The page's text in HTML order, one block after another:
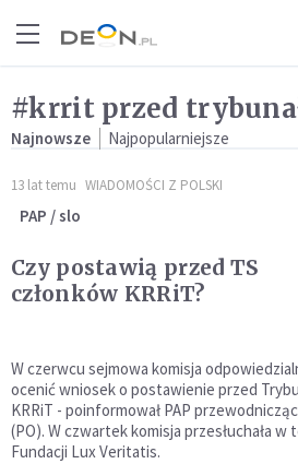
#krrit przed
Najnowsze Najpopularniejsze
13 lat temu WIADOMOŚCI Z POLSKI
PAP / slo
Czy postawią przed TS
członków KRRiT?
W czerwcu sejmowa komisja
ocenić wniosek o postawienie przed
KRRiT - poinformował PAP
(PO). W czwartek komisja przesłuchała w
Fundacji Lux Veritatis.